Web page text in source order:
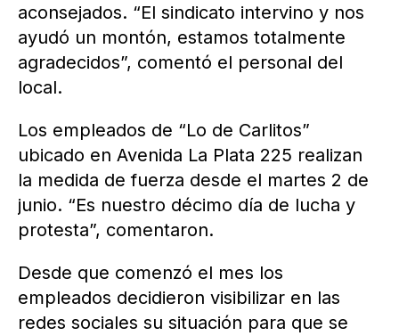
aconsejados. “El sindicato intervino y nos
ayudó un montón, estamos totalmente
agradecidos”, comentó el personal del
local.
Los empleados de “Lo de Carlitos”
ubicado en Avenida La Plata 225 realizan
la medida de fuerza desde el martes 2 de
junio. “Es nuestro décimo día de lucha y
protesta”, comentaron.
Desde que comenzó el mes los
empleados decidieron visibilizar en las
redes sociales su situación para que se